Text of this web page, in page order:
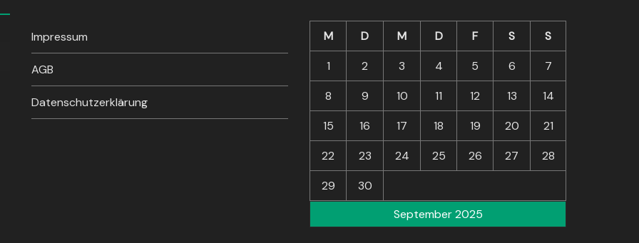
Impressum
AGB
Datenschutzerklärung
September 2025
M D M D F S
S
1
2 3 4 5 6
7
8
9 10 11 12 13
14
15
16 17 18 19 20
21
22
23 24 25 26 27
28
29
30